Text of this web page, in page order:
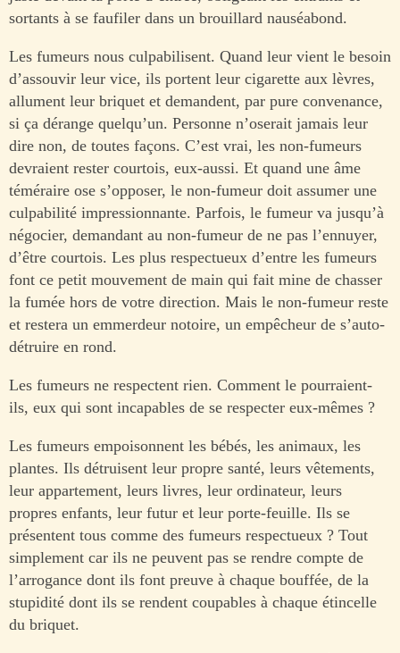
sortants à se faufiler dans un brouillard nauséabond.
Les fumeurs nous culpabilisent. Quand leur vient le besoin
d’assouvir leur vice, ils portent leur cigarette aux lèvres,
allument leur briquet et demandent, par pure convenance,
si ça dérange quelqu’un. Personne n’oserait jamais leur
dire non, de toutes façons. C’est vrai, les non-fumeurs
devraient rester courtois, eux-aussi. Et quand une âme
téméraire ose s’opposer, le non-fumeur doit assumer une
culpabilité impressionnante. Parfois, le fumeur va jusqu’à
négocier, demandant au non-fumeur de ne pas l’ennuyer,
d’être courtois. Les plus respectueux d’entre les fumeurs
font ce petit mouvement de main qui fait mine de chasser
la fumée hors de votre direction. Mais le non-fumeur reste
et restera un emmerdeur notoire, un empêcheur de s’auto-
détruire en rond.
Les fumeurs ne respectent rien. Comment le pourraient-
ils, eux qui sont incapables de se respecter eux-mêmes ?
Les fumeurs empoisonnent les bébés, les animaux, les
plantes. Ils détruisent leur propre santé, leurs vêtements,
leur appartement, leurs livres, leur ordinateur, leurs
propres enfants, leur futur et leur porte-feuille. Ils se
présentent tous comme des fumeurs respectueux ? Tout
simplement car ils ne peuvent pas se rendre compte de
l’arrogance dont ils font preuve à chaque bouffée, de la
stupidité dont ils se rendent coupables à chaque étincelle
du briquet.